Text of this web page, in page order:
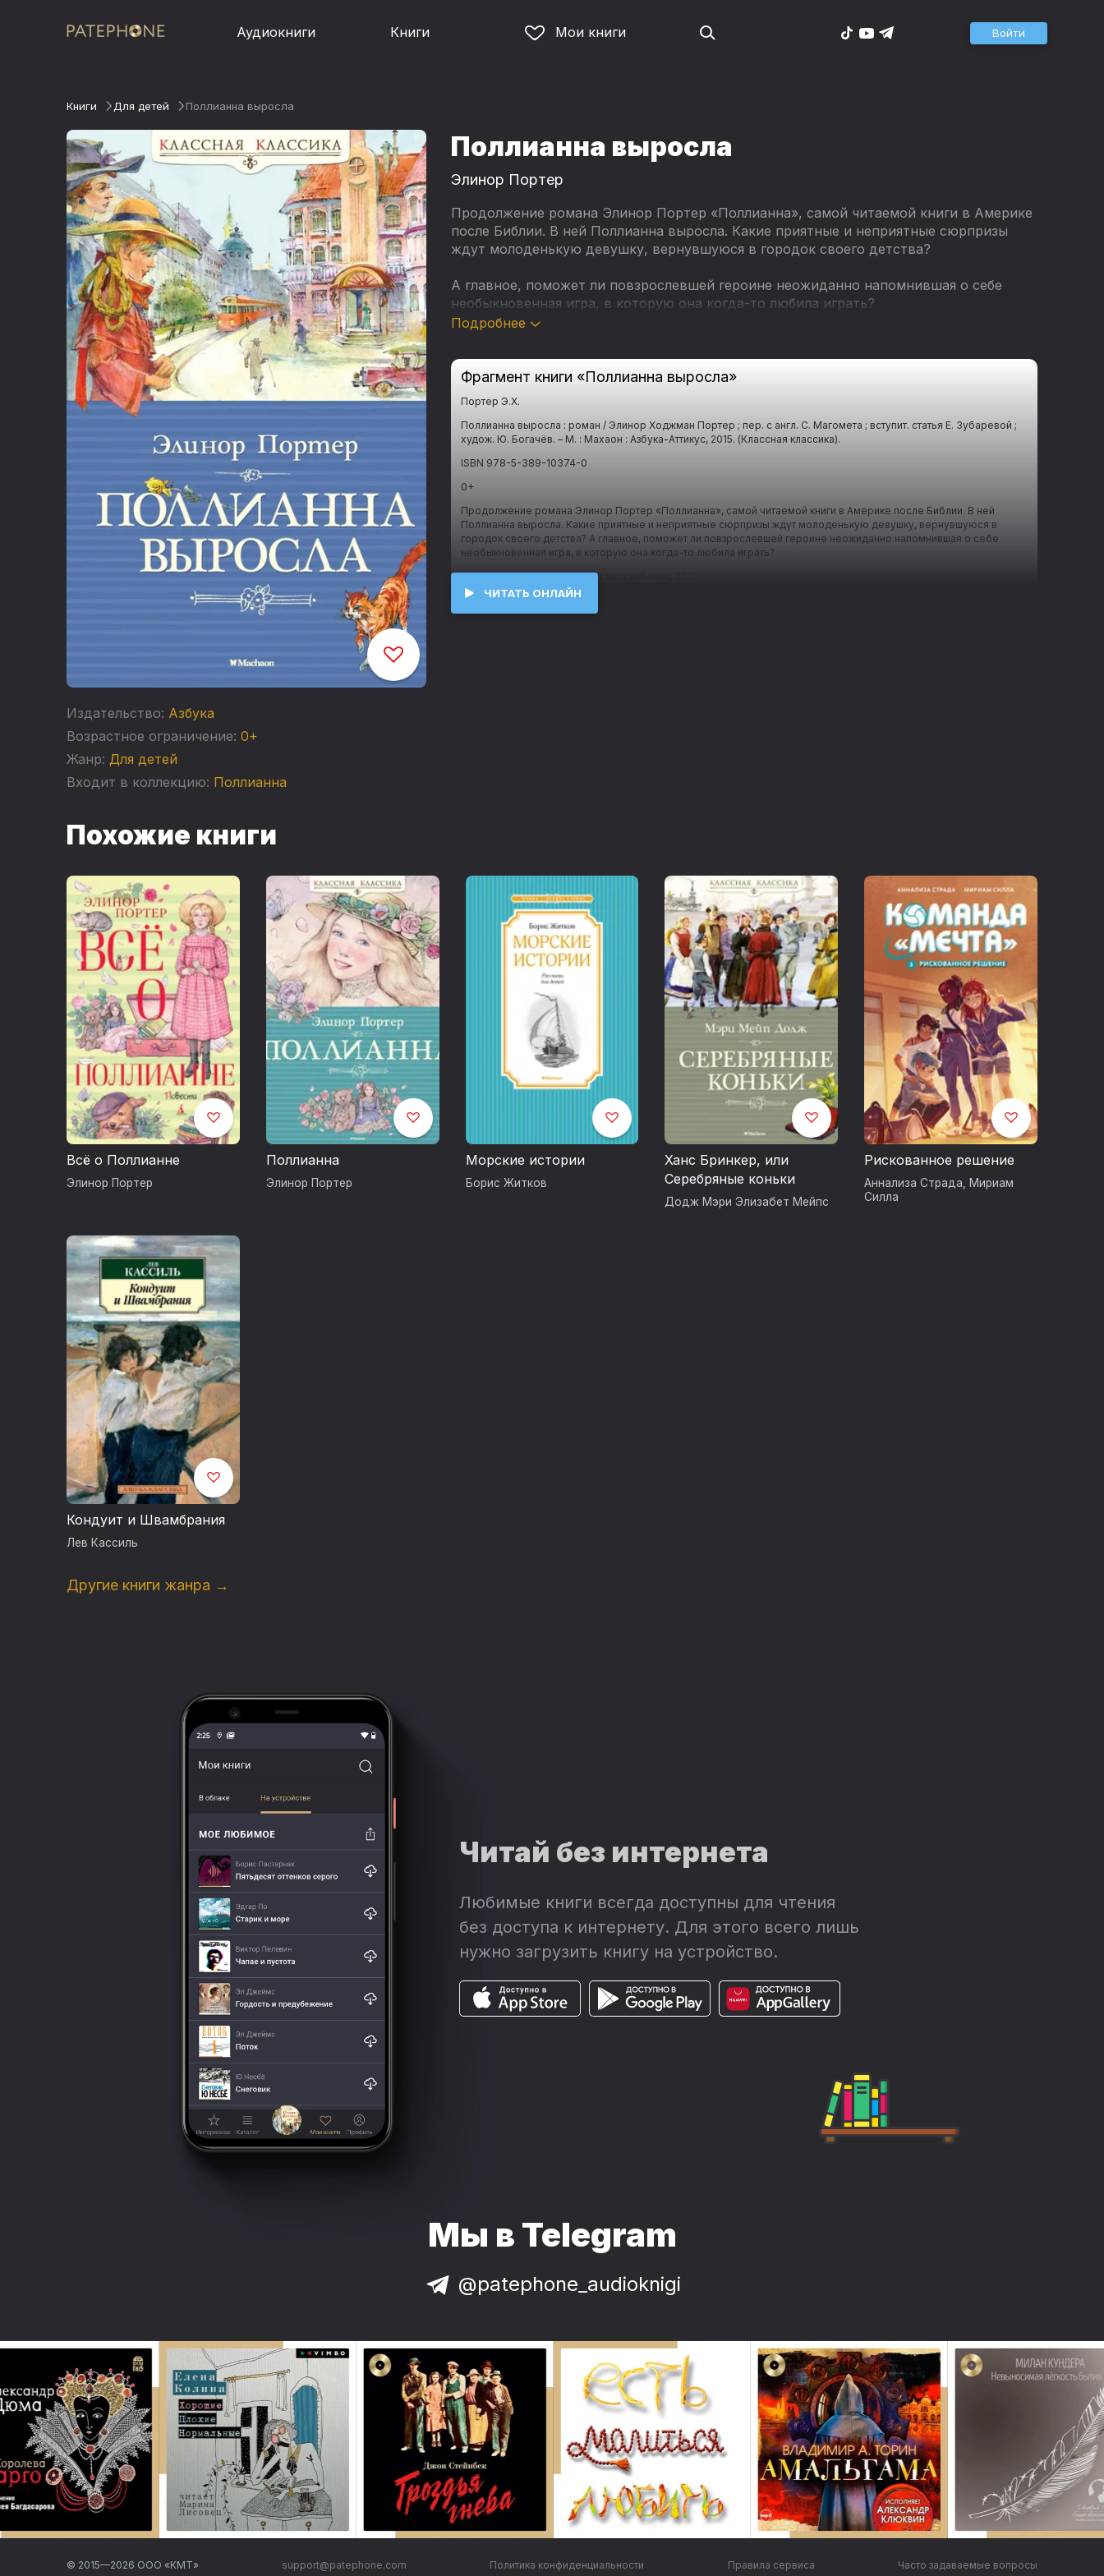
Аудиокниги Книги Мои книги Войти
Книги Для детей Поллианна выросла
Издательство: Азбука
Возрастное ограничение: 0+
Жанр: Для детей
Входит в коллекцию: Поллианна
Поллианна выросла
Элинор Портер
Продолжение романа Элинор Портер «Поллианна», самой читаемой книги в Америке
после Библии. В ней Поллианна выросла. Какие приятные и неприятные сюрпризы
ждут молоденькую девушку, вернувшуюся в городок своего детства?
А главное, поможет ли повзрослевшей героине неожиданно напомнившая о себе
необыкновенная игра, в которую она когда-то любила играть?
Подробнее
Фрагмент книги «Поллианна выросла»
Портер Э.Х.
Поллианна выросла : роман / Элинор Ходжман Портер ; пер. с англ. С. Магомета ; вступит. статья Е. Зубаревой ;
худож. Ю. Богачёв. – М. : Махаон : Азбука-Аттикус, 2015. (Классная классика).
ISBN 978-5-389-10374-0
0+
Продолжение романа Элинор Портер «Поллианна», самой читаемой книги в Америке после Библии. В ней
Поллианна выросла. Какие приятные и неприятные сюрпризы ждут молоденькую девушку, вернувшуюся в
городок своего детства? А главное, поможет ли повзрослевшей героине неожиданно напомнившая о себе
необыкновенная игра, в которую она когда-то любила играть?
© Магомет С. А., перевод на русский язык, 2015
© Богачёв Ю. Н., иллюстрации, 2015
удивительным жизнелюбием маленькой героини, с которой им не захотелось расставаться. Она
воспринималась не как литературный персонаж, а как живой человек, обладавший какой-то особенной тайной
жизни. Элинор Портер написала немало произведений – более полутора десятков романов, четыре тома
рассказов, но историю Поллианны она, по её собственным словам, создавала в особенном кабинете – в саду,
который рос на крыше одного из нью-йоркских домов. Небо, солнце, полнота ощущения жизни… Вероятно,
маленькая Поллианна в определённой степени стала литературным продолжением маленькой девочки Элинор,
родившейся в городе Литлтон, учившейся в консерватории пению, с успехом выступавшей, но на каком-то
этапе круто изменившей свою судьбу и впоследствии ставшей известной писательницей. Неслучайно именно
маленькая Поллианна принесла своей создательнице литературное бессмертие. Неслучайно и то, что
Поллианна повзрослевшая рассуждает «про писательство и человеческие сердца», потому что творчество -
«это так прекрасно», и ей «хочется этим заниматься». Она верит, что умеет «рассказывать истории» и что у неё
«всё-таки есть талант».
ЧИТАТЬ ОНЛАЙН
Похожие книги
Всё о Поллианне
Элинор Портер
Поллианна
Элинор Портер
Морские истории
Борис Житков
Ханс Бринкер, или
Серебряные коньки
Додж Мэри Элизабет Мейпс
Рискованное решение
Аннализа Страда
Мириам
Силла
Кондуит и Швамбрания
Лев Кассиль
Другие книги жанра →
Читай без интернета
Любимые книги всегда доступны для чтения
без доступа к интернету. Для этого всего лишь
нужно загрузить книгу на устройство.
Мы в Telegram
@patephone_audioknigi
© 2015—2026 ООО «КМТ» support@patephone.com Политика конфиденциальности Правила сервиса Часто задаваемые вопросы